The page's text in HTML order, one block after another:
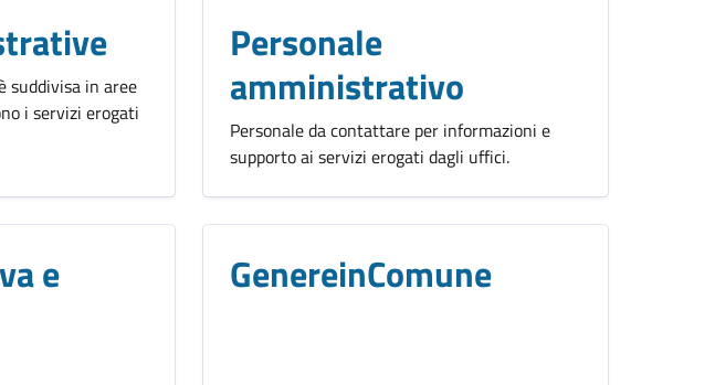
suddivisa in aree
i servizi erogati
Personale
amministrativo
Personale da contattare per informazioni e
supporto ai servizi erogati dagli uffici.
e
GenereinComune